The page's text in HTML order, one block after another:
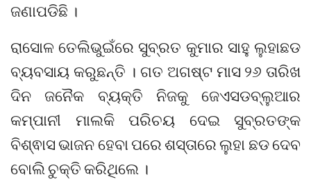
ଜଣାପଡିଛି ।
ରାସୋଳ ତେଲିଭୁଇଁରେ ସୁବ୍ରତ କୁମାର ସାହୁ ଲୁହାଛଡ
ବ୍ୟବସାୟ କରୁଛନ୍ତି । ଗତ ଅଗଷ୍ଟ ମାସ ୨୬ ତାରିଖ
ଦିନ ଜନୈକ ବ୍ୟକ୍ତି ନିଜକୁ ଜେଏସଡବ୍ଲୁଆର
କମ୍ପାନୀ ମାଲକି ପରିଚୟ ଦେଇ ସୁବ୍ରତଙ୍କ
ବିଶ୍ଵାସ ଭାଜନ ହେବା ପରେ ଶସ୍ତାରେ ଲୁହା ଛଡ ଦେବ
ବୋଲି ଚୁକ୍ତି କରିଥିଲେ ।